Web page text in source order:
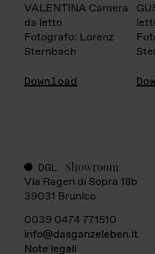
VALENTINA Camera
da letto
Fotografo: Lorenz
Sternbach
Download
DGL Showroom
Via Ragen di Sopra 18b
39031 Brunico
0039 0474 771510
info@dasganzeleben.it
Note legali